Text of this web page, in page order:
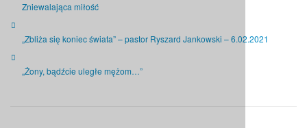
Zniewalająca miłość
„Zbliża się koniec świata” – pastor Ryszard Jankowski – 6.02.2021
„Żony, bądźcie uległe mężom…”